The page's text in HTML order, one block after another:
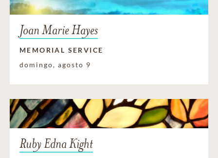
Joan Marie Hayes
MEMORIAL SERVICE
domingo, agosto 9
Ruby Edna Kight